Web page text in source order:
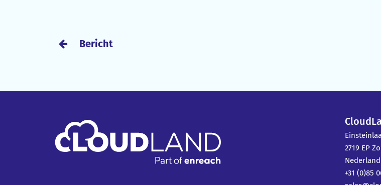
Bericht
2719 EP
Nederland
+31 (0)85